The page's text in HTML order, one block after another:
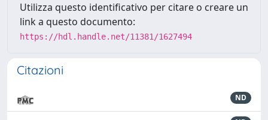
Utilizza questo identificativo per citare o creare un
link a questo documento:
https://hdl.handle.net/11381/1627494
Citazioni
ND